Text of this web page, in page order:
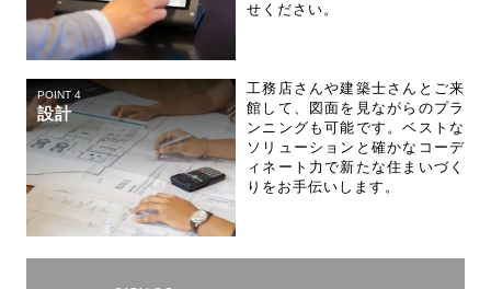
せください。
POINT 4
設計
工務店さんや建築士さんとご来
館して、図面を見ながらのプラ
ンニングも可能です。ベストな
ソリューションと確かなコーデ
ィネート力で新たな住まいづく
りをお手伝いします。